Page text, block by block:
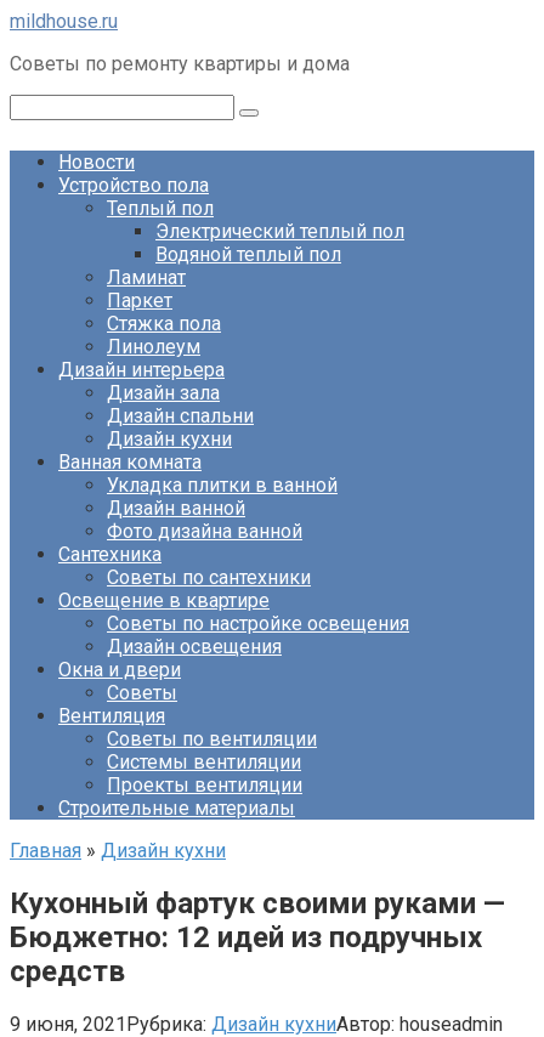
Перейти
контенту
mildhouse.ru
Советы по ремонту квартиры и дома
Новости
Устройство пола
Теплый пол
Электрический теплый пол
Водяной теплый пол
Ламинат
Паркет
Стяжка пола
Линолеум
Дизайн интерьера
Дизайн зала
Дизайн спальни
Дизайн кухни
Ванная комната
Укладка плитки в ванной
Дизайн ванной
Фото дизайна ванной
Сантехника
Советы по сантехники
Освещение в квартире
Советы по настройке освещения
Дизайн освещения
Окна и двери
Советы
Вентиляция
Советы по вентиляции
Системы вентиляции
Проекты вентиляции
Строительные материалы
Главная » Дизайн кухни
Кухонный фартук своими руками —
Бюджетно: 12 идей из подручных
средств
9 июня, 2021Рубрика: Дизайн кухниАвтор: houseadmin